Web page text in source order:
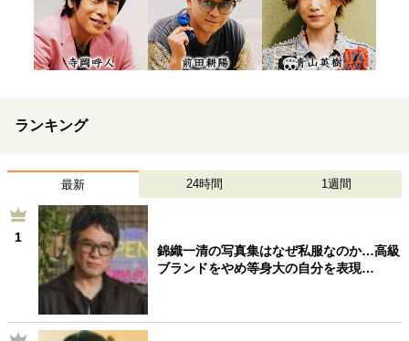
ランキング
最新 24時間 1週間
1
錦織一清の写真集はなぜ私服なのか…高級
ブランドをやめ等身大の自分を表現…